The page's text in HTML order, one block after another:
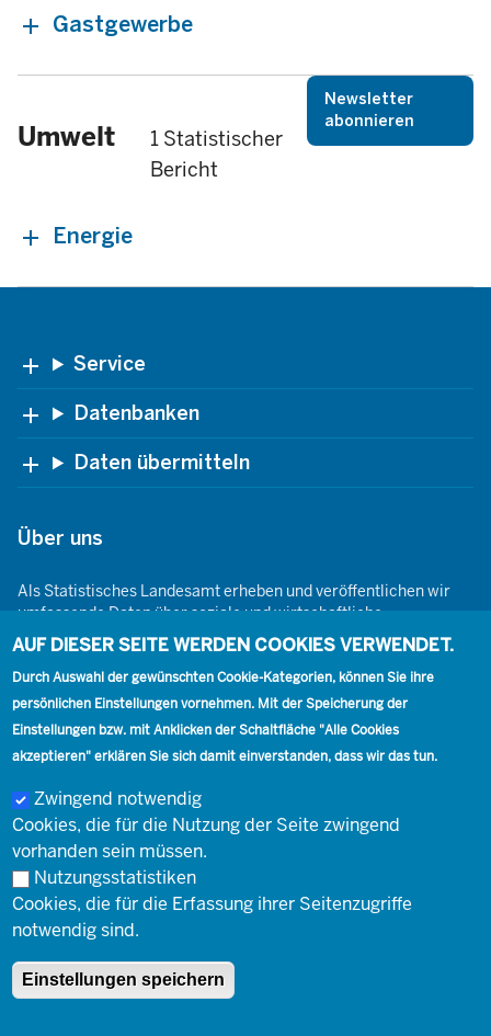
Gastgewerbe
Umwelt
1 Statistischer
Bericht
Newsletter
abonnieren
Energie
Footer Service
Datenbanken
Daten übermitteln
Über uns
Als Statistisches Landesamt erheben und veröffentlichen wir
umfassende Daten über soziale und wirtschaftliche
Gegebenheiten. Dabei sind wir den Grundsätzen der Neutralität,
Objektivität, wissenschaftlichen Unabhängigkeit und der
statistischen Geheimhaltung verpflichtet.
Footer
Kontakt
Kontakt Presse Karriere
Social
Footer
Impressum
© Landesbetrieb Information und Technik Nordrhein-Westfalen
(IT.NRW)
Impressum Datenschutz
AUF DIESER SEITE WERDEN COOKIES VERWENDET.
Durch Auswahl der gewünschten Cookie-Kategorien, können Sie ihre
persönlichen Einstellungen vornehmen. Mit der Speicherung der
Einstellungen bzw. mit Anklicken der Schaltfläche "Alle Cookies
akzeptieren" erklären Sie sich damit einverstanden, dass wir das tun.
Zwingend notwendig
Cookies, die für die Nutzung der Seite zwingend
vorhanden sein müssen.
Nutzungsstatistiken
Cookies, die für die Erfassung ihrer Seitenzugriffe
notwendig sind.
Einstellungen speichern